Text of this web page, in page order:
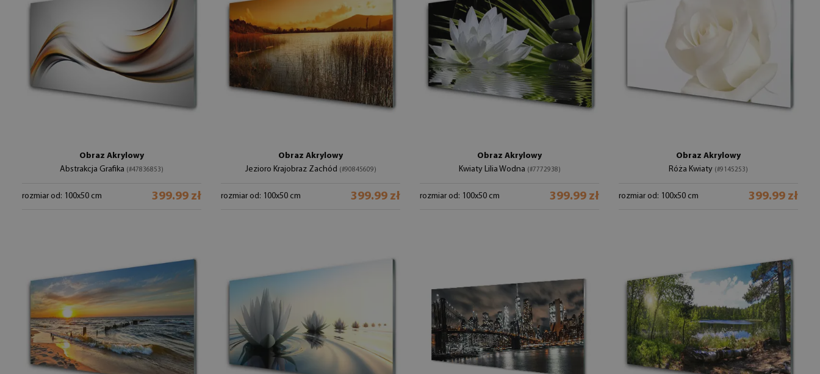
Obraz Akrylowy
Abstrakcja Grafika (#47836853)
rozmiar od: 100x50 cm 399.99 zł
Obraz Akrylowy
Jezioro Krajobraz Zachód (#90845609)
rozmiar od: 100x50 cm 399.99 zł
Obraz Akrylowy
Kwiaty Lilia Wodna (#7772938)
rozmiar od: 100x50 cm 399.99 zł
Obraz Akrylowy
Róża Kwiaty (#9145253)
rozmiar od: 100x50 cm 399.99 zł